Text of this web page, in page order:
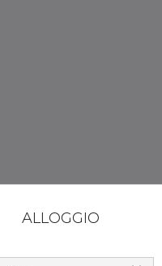
ALLOGGIO